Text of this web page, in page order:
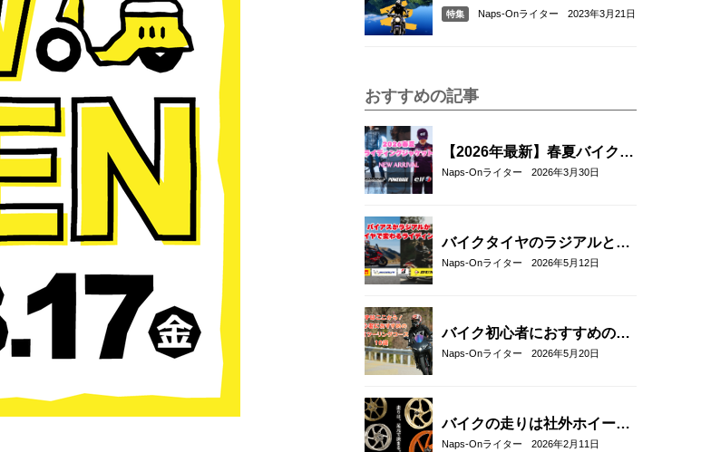
ポット10選
特集 Naps-Onライター 2023年3月21日
おすすめの記事
【2026年最新】春夏バイクジ
ャケットおすすめ33選！｜タ
Naps-Onライター 2026年3月30日
バイクタイヤのラジアルとバ
イアスの違いとは？特徴・選
Naps-Onライター 2026年5月12日
バイク初心者におすすめの関
東近郊ツーリングコース10選
Naps-Onライター 2026年5月20日
バイクの走りは社外ホイール
への交換でここまで変わる｜
Naps-Onライター 2026年2月11日